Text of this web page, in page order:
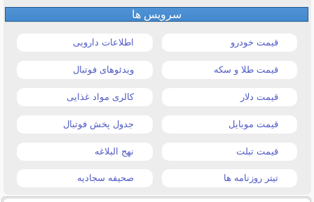
سرویس ها
قیمت خودرو اطلاعات دارویی
قیمت طلا و سکه ویدئوهای فوتبال
قیمت دلار کالری مواد غذایی
قیمت موبایل جدول پخش فوتبال
قیمت تبلت نهج البلاغه
تیتر روزنامه ها صحیفه سجادیه